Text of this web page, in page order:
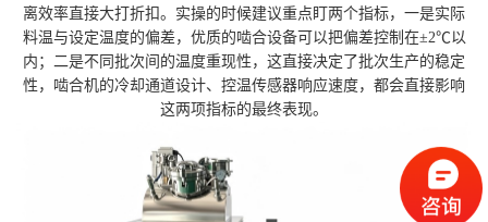
离效率直接大打折扣。实操的时候建议重点盯两个指标，一是实际
料温与设定温度的偏差，优质的啮合设备可以把偏差控制在±2℃以
内；二是不同批次间的温度重现性，这直接决定了批次生产的稳定
性，啮合机的冷却通道设计、控温传感器响应速度，都会直接影响
这两项指标的最终表现。